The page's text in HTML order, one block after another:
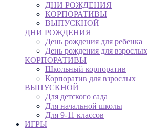
ДНИ РОЖДЕНИЯ
КОРПОРАТИВЫ
ВЫПУСКНОЙ
ДНИ РОЖДЕНИЯ
День рождения для ребенка
День рождения для взрослых
КОРПОРАТИВЫ
Школьный корпоратив
Корпоратив для взрослых
ВЫПУСКНОЙ
Для детского сада
Для начальной школы
Для 9-11 классов
ИГРЫ